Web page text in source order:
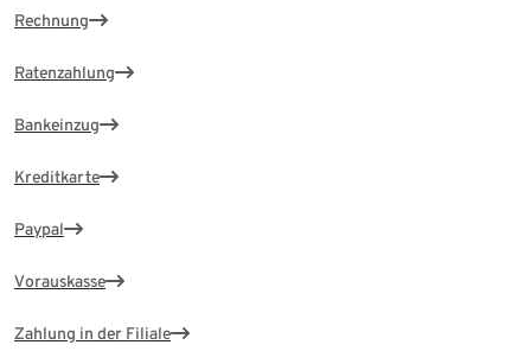
Rechnung
Ratenzahlung
Bankeinzug
Kreditkarte
Paypal
Vorauskasse
Zahlung in der Filiale